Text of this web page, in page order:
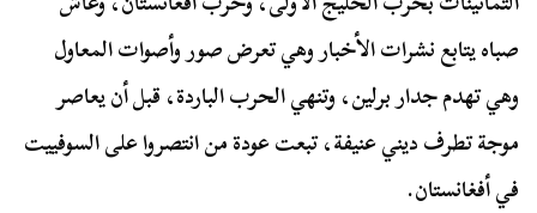
صباه يتابع نشرات الأخبار وهي تعرض صور وأصوات المعاول
وهي تهدم جدار برلين، وتنهي الحرب الباردة، قبل أن يعاصر
موجة تطرف ديني عنيفة، تبعت عودة من انتصروا على السوفييت
في أفغانستان.